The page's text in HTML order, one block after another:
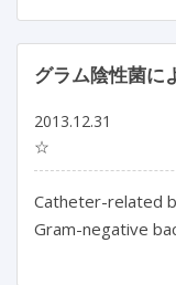
グラム陰性菌に
2013.12.31
☆
Catheter-related
Gram-negative